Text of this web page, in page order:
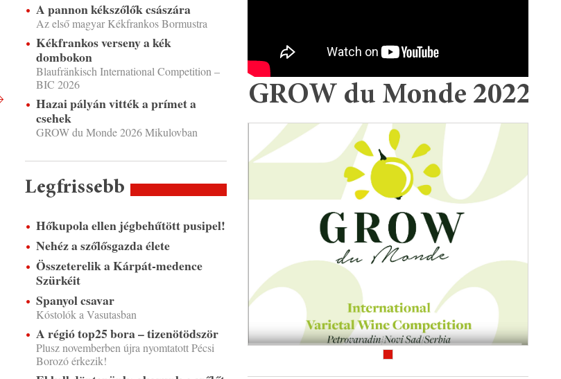
A pannon kékszőlők császára
Az első magyar Kékfrankos Bormustra
Kékfrankos verseny a kék
dombokon
Blaufränkisch International Competition –
BIC 2026
Hazai pályán vitték a prímet a
csehek
GROW du Monde 2026 Mikulovban
Legfrissebb
Hőkupola ellen jégbehűtött pusipel!
Nehéz a szőlősgazda élete
Összeterelik a Kárpát-medence
Szürkéit
Spanyol csavar
Kóstolók a Vasutasban
A régió top25 bora – tizenötödször
Plusz novemberben újra nyomtatott Pécsi
Borozó érkezik!
GROW du Monde 2022